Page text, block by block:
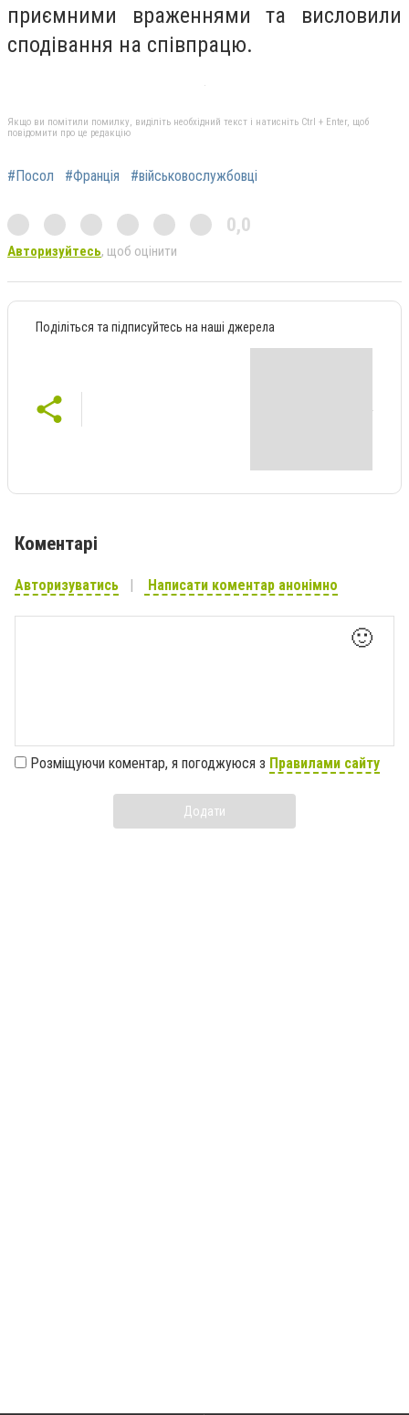
приємними враженнями та висловили
сподівання на співпрацю.
Якщо ви помітили помилку, виділіть необхідний текст і натисніть Ctrl + Enter, щоб
повідомити про це редакцію
#Посол #Франція #військовослужбовці
0,0
Авторизуйтесь, щоб оцінити
Поділіться та підписуйтесь на наші джерела
Коментарі
Авторизуватись Написати коментар анонімно
🙂
Розміщуючи коментар, я погоджуюся з Правилами сайту
Додати